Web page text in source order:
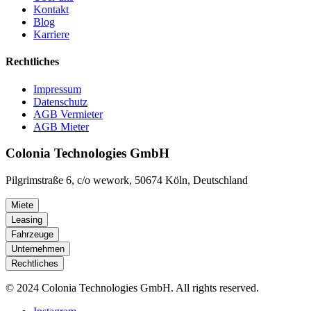
Kontakt
Blog
Karriere
Rechtliches
Impressum
Datenschutz
AGB Vermieter
AGB Mieter
Colonia Technologies GmbH
Pilgrimstraße 6, c/o wework, 50674 Köln, Deutschland
Miete
Leasing
Fahrzeuge
Unternehmen
Rechtliches
© 2024 Colonia Technologies GmbH. All rights reserved.